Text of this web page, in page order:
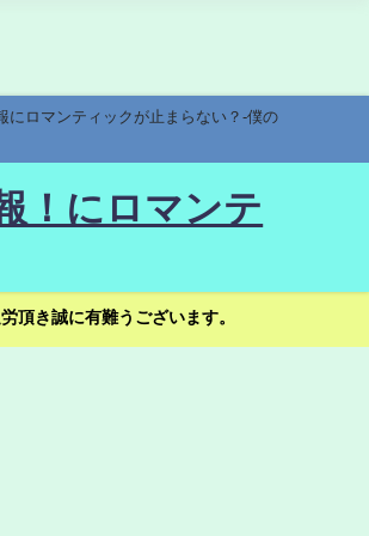
にロマンティックが止まらない？-僕の
！にロマンテ
頂き誠に有難うございます。